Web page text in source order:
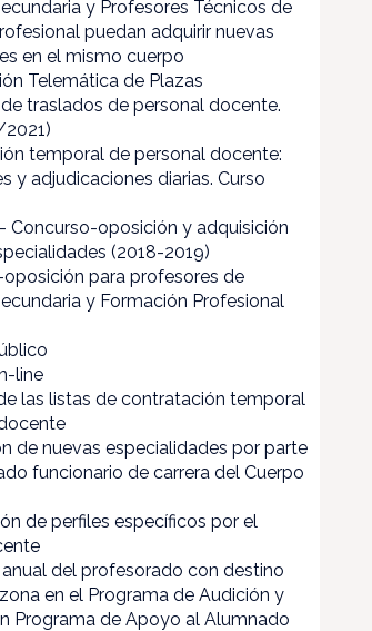
y Profesores Técnicos de
puedan adquirir nuevas
en el mismo cuerpo
Telemática de Plazas
traslados de personal docente.
temporal de personal docente:
y adjudicaciones diarias. Curso
Concurso-oposición y adquisición
(2018-2019)
para profesores de
y Formación Profesional
line
las listas de contratación temporal
de nuevas especialidades por parte
funcionario de carrera del Cuerpo
de perfiles específicos por el
del profesorado con destino
en el Programa de Audición y
Programa de Apoyo al Alumnado